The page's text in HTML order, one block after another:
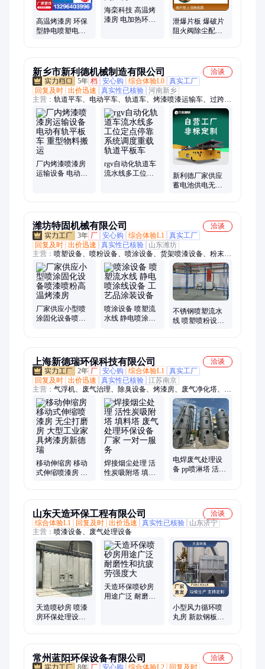
高温烤漆房 环保
型静电喷塑电烤
海栾科技 高温烤
漆房 电加热环保
泄爆片板 爆破片
阻火阀除尘配件
新乡市新利德机械制造有限公司
洽谈
5年 档 安心购 综合体验L0 真实工厂
回复及时 出价迅速 真实性已核验 河南新乡
主营： 轨道平车、电动平车、轨道车、烤漆喷漆运输车、过跨
车、转运车、平板车、地平车、电动平板车、钢包车、平台车、
牵引车、AGV、RGV、RGV小车、运输车、无轨平车、自动化
小车、轨道穿梭小车、搬运车
厂内烤漆喷漆房
运输设备 电动有
rgv自动化轨道车
流水线多工位定
新利德厂家供应
蓄电池供电无轨
潍坊特固机械有限公司
洽谈
3年 厂 安心购 综合体验L1
真实工厂
回复及时 出价迅速 真实性已核验
山东潍坊
主营： 喷塑设备、喷粉设备、喷涂设备、货架喷漆设备、粉末喷
漆设备、护栏喷漆设备、断桥铝喷漆设备、涂装设备、静电喷
涂、静电喷塑线、喷塑流水线、喷塑环保设备、汽车配件喷涂、
自动喷涂生产线、大型涂装生产线、电泳喷涂流水线、自动喷涂
流水线、静电粉末喷涂线、电泳设备
厂家供应小型喷
涂固化设备喷漆
喷涂设备 喷塑流
水线 静电喷涂线
不锈钢喷塑流水
线 喷塑喷粉设备
上海新德瑞环保科技有限公司
洽谈
2年 厂 安心购 综合体验L1 真实工厂
回复及时 出价迅速 真实性已核验 江苏南京
主营： 气浮机、废气治理、除臭设备、烤漆房、废气净化塔、废
气净化器、污水处理设备、玻璃钢喷淋塔、废气净化设备、催化
燃烧设备、粉尘处理设备、废气净化装置、废水净化装置、废水
处理设备、污水净化装置、废气净化处理、废气催化燃烧
移动伸缩房 移动
式伸缩喷漆房 无
焊接烟尘处理 活
性炭吸附塔 填料
电焊废气处理设
备 pp喷淋塔 活性
山东天造环保工程有限公司
洽谈
综合体验L1
回复及时 出价迅速 真实性已核验
山东济宁
主营： 喷漆设备、废气处理设备
天造喷砂房 喷漆
房环保处理设备
天造环保喷砂房
用途广泛 耐磨性
小型风力循环喷
丸房 新款钢板抛
常州蓝阳环保设备有限公司
洽谈